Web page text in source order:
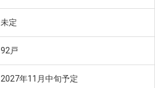
未定
92戸
2027年11月中旬予定